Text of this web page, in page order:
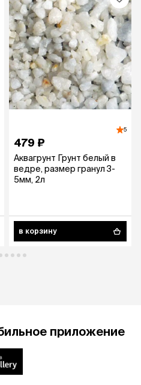
5
479 ₽
Аквагрунт Грунт белый в
ведре, размер гранул 3-
5мм, 2л
в корзину
приложение